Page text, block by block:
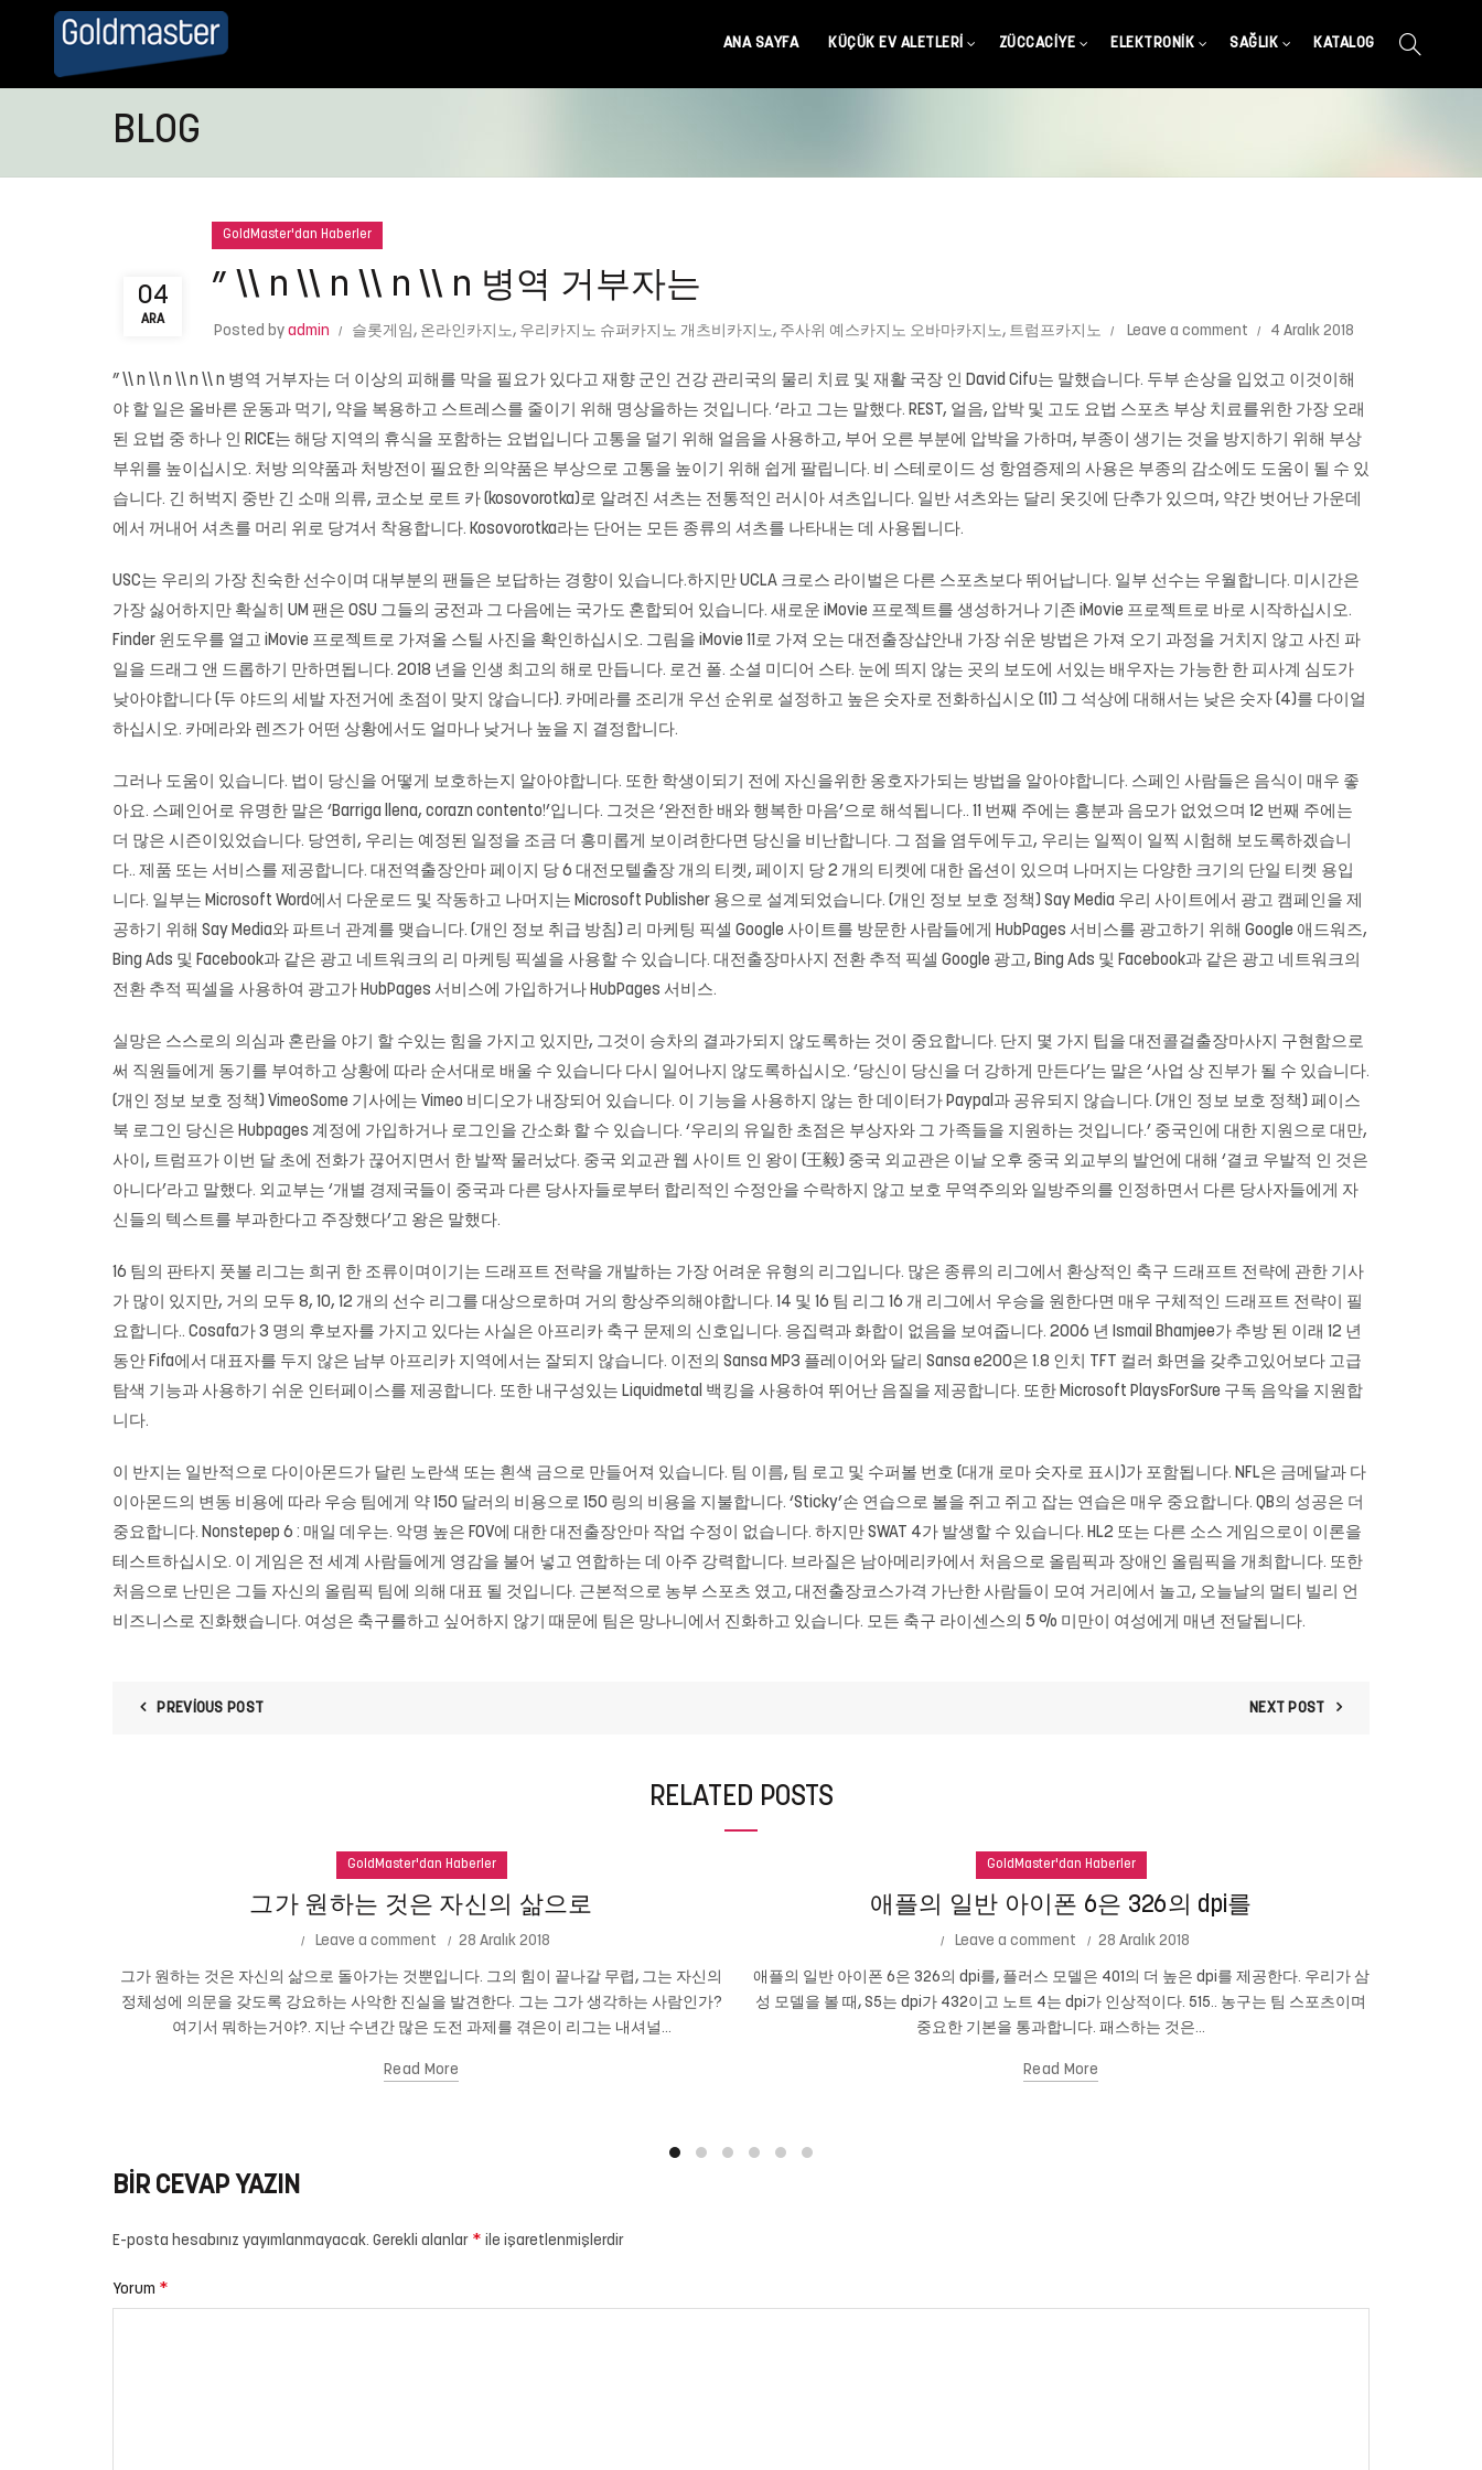
ANA SAYFA KÜÇÜK EV ALETLERI ZÜCCACIYE ELEKTRONIK SAĞLIK KATALOG
BLOG
04
ARA
GoldMaster'dan Haberler
” \\ n \\ n \\ n \\ n 병역 거부자는
Posted by admin 슬롯게임, 온라인카지노, 우리카지노 슈퍼카지노 개츠비카지노, 주사위 예스카지노 오바마카지노, 트럼프카지노 Leave a comment 4 Aralık 2018
” \\ n \\ n \\ n \\ n 병역 거부자는 더 이상의 피해를 막을 필요가 있다고 재향 군인 건강 관리국의 물리 치료 및 재활 국장 인 David Cifu는 말했습니다. 두부 손상을 입었고 이것이해
야 할 일은 올바른 운동과 먹기, 약을 복용하고 스트레스를 줄이기 위해 명상을하는 것입니다. ‘라고 그는 말했다. REST, 얼음, 압박 및 고도 요법 스포츠 부상 치료를위한 가장 오래
된 요법 중 하나 인 RICE는 해당 지역의 휴식을 포함하는 요법입니다 고통을 덜기 위해 얼음을 사용하고, 부어 오른 부분에 압박을 가하며, 부종이 생기는 것을 방지하기 위해 부상
부위를 높이십시오. 처방 의약품과 처방전이 필요한 의약품은 부상으로 고통을 높이기 위해 쉽게 팔립니다. 비 스테로이드 성 항염증제의 사용은 부종의 감소에도 도움이 될 수 있
습니다. 긴 허벅지 중반 긴 소매 의류, 코소보 로트 카 (kosovorotka)로 알려진 셔츠는 전통적인 러시아 셔츠입니다. 일반 셔츠와는 달리 옷깃에 단추가 있으며, 약간 벗어난 가운데
에서 꺼내어 셔츠를 머리 위로 당겨서 착용합니다. Kosovorotka라는 단어는 모든 종류의 셔츠를 나타내는 데 사용됩니다.
USC는 우리의 가장 친숙한 선수이며 대부분의 팬들은 보답하는 경향이 있습니다.하지만 UCLA 크로스 라이벌은 다른 스포츠보다 뛰어납니다. 일부 선수는 우월합니다. 미시간은
가장 싫어하지만 확실히 UM 팬은 OSU 그들의 궁전과 그 다음에는 국가도 혼합되어 있습니다. 새로운 iMovie 프로젝트를 생성하거나 기존 iMovie 프로젝트로 바로 시작하십시오.
Finder 윈도우를 열고 iMovie 프로젝트로 가져올 스틸 사진을 확인하십시오. 그림을 iMovie 11로 가져 오는 대전출장샵안내 가장 쉬운 방법은 가져 오기 과정을 거치지 않고 사진 파
일을 드래그 앤 드롭하기 만하면됩니다. 2018 년을 인생 최고의 해로 만듭니다. 로건 폴. 소셜 미디어 스타. 눈에 띄지 않는 곳의 보도에 서있는 배우자는 가능한 한 피사계 심도가
낮아야합니다 (두 야드의 세발 자전거에 초점이 맞지 않습니다). 카메라를 조리개 우선 순위로 설정하고 높은 숫자로 전화하십시오 (11) 그 석상에 대해서는 낮은 숫자 (4)를 다이얼
하십시오. 카메라와 렌즈가 어떤 상황에서도 얼마나 낮거나 높을 지 결정합니다.
그러나 도움이 있습니다. 법이 당신을 어떻게 보호하는지 알아야합니다. 또한 학생이되기 전에 자신을위한 옹호자가되는 방법을 알아야합니다. 스페인 사람들은 음식이 매우 좋
아요. 스페인어로 유명한 말은 ‘Barriga llena, corazn contento!’입니다. 그것은 ‘완전한 배와 행복한 마음’으로 해석됩니다.. 11 번째 주에는 흥분과 음모가 없었으며 12 번째 주에는
더 많은 시즌이있었습니다. 당연히, 우리는 예정된 일정을 조금 더 흥미롭게 보이려한다면 당신을 비난합니다. 그 점을 염두에두고, 우리는 일찍이 일찍 시험해 보도록하겠습니
다.. 제품 또는 서비스를 제공합니다. 대전역출장안마 페이지 당 6 대전모텔출장 개의 티켓, 페이지 당 2 개의 티켓에 대한 옵션이 있으며 나머지는 다양한 크기의 단일 티켓 용입
니다. 일부는 Microsoft Word에서 다운로드 및 작동하고 나머지는 Microsoft Publisher 용으로 설계되었습니다. (개인 정보 보호 정책) Say Media 우리 사이트에서 광고 캠페인을 제
공하기 위해 Say Media와 파트너 관계를 맺습니다. (개인 정보 취급 방침) 리 마케팅 픽셀 Google 사이트를 방문한 사람들에게 HubPages 서비스를 광고하기 위해 Google 애드워즈,
Bing Ads 및 Facebook과 같은 광고 네트워크의 리 마케팅 픽셀을 사용할 수 있습니다. 대전출장마사지 전환 추적 픽셀 Google 광고, Bing Ads 및 Facebook과 같은 광고 네트워크의
전환 추적 픽셀을 사용하여 광고가 HubPages 서비스에 가입하거나 HubPages 서비스.
실망은 스스로의 의심과 혼란을 야기 할 수있는 힘을 가지고 있지만, 그것이 승차의 결과가되지 않도록하는 것이 중요합니다. 단지 몇 가지 팁을 대전콜걸출장마사지 구현함으로
써 직원들에게 동기를 부여하고 상황에 따라 순서대로 배울 수 있습니다 다시 일어나지 않도록하십시오. ‘당신이 당신을 더 강하게 만든다’는 말은 ‘사업 상 진부가 될 수 있습니다.
(개인 정보 보호 정책) VimeoSome 기사에는 Vimeo 비디오가 내장되어 있습니다. 이 기능을 사용하지 않는 한 데이터가 Paypal과 공유되지 않습니다. (개인 정보 보호 정책) 페이스
북 로그인 당신은 Hubpages 계정에 가입하거나 로그인을 간소화 할 수 있습니다. ‘우리의 유일한 초점은 부상자와 그 가족들을 지원하는 것입니다.’ 중국인에 대한 지원으로 대만,
사이, 트럼프가 이번 달 초에 전화가 끊어지면서 한 발짝 물러났다. 중국 외교관 웹 사이트 인 왕이 (王毅) 중국 외교관은 이날 오후 중국 외교부의 발언에 대해 ‘결코 우발적 인 것은
아니다’라고 말했다. 외교부는 ‘개별 경제국들이 중국과 다른 당사자들로부터 합리적인 수정안을 수락하지 않고 보호 무역주의와 일방주의를 인정하면서 다른 당사자들에게 자
신들의 텍스트를 부과한다고 주장했다’고 왕은 말했다.
16 팀의 판타지 풋볼 리그는 희귀 한 조류이며이기는 드래프트 전략을 개발하는 가장 어려운 유형의 리그입니다. 많은 종류의 리그에서 환상적인 축구 드래프트 전략에 관한 기사
가 많이 있지만, 거의 모두 8, 10, 12 개의 선수 리그를 대상으로하며 거의 항상주의해야합니다. 14 및 16 팀 리그 16 개 리그에서 우승을 원한다면 매우 구체적인 드래프트 전략이 필
요합니다.. Cosafa가 3 명의 후보자를 가지고 있다는 사실은 아프리카 축구 문제의 신호입니다. 응집력과 화합이 없음을 보여줍니다. 2006 년 Ismail Bhamjee가 추방 된 이래 12 년
동안 Fifa에서 대표자를 두지 않은 남부 아프리카 지역에서는 잘되지 않습니다. 이전의 Sansa MP3 플레이어와 달리 Sansa e200은 1.8 인치 TFT 컬러 화면을 갖추고있어보다 고급
탐색 기능과 사용하기 쉬운 인터페이스를 제공합니다. 또한 내구성있는 Liquidmetal 백킹을 사용하여 뛰어난 음질을 제공합니다. 또한 Microsoft PlaysForSure 구독 음악을 지원합
니다.
이 반지는 일반적으로 다이아몬드가 달린 노란색 또는 흰색 금으로 만들어져 있습니다. 팀 이름, 팀 로고 및 수퍼볼 번호 (대개 로마 숫자로 표시)가 포함됩니다. NFL은 금메달과 다
이아몬드의 변동 비용에 따라 우승 팀에게 약 150 달러의 비용으로 150 링의 비용을 지불합니다. ‘Sticky’손 연습으로 볼을 쥐고 쥐고 잡는 연습은 매우 중요합니다. QB의 성공은 더
중요합니다. Nonstepep 6 : 매일 데우는. 악명 높은 FOV에 대한 대전출장안마 작업 수정이 없습니다. 하지만 SWAT 4가 발생할 수 있습니다. HL2 또는 다른 소스 게임으로이 이론을
테스트하십시오. 이 게임은 전 세계 사람들에게 영감을 불어 넣고 연합하는 데 아주 강력합니다. 브라질은 남아메리카에서 처음으로 올림픽과 장애인 올림픽을 개최합니다. 또한
처음으로 난민은 그들 자신의 올림픽 팀에 의해 대표 될 것입니다. 근본적으로 농부 스포츠 였고, 대전출장코스가격 가난한 사람들이 모여 거리에서 놀고, 오늘날의 멀티 빌리 언
비즈니스로 진화했습니다. 여성은 축구를하고 싶어하지 않기 때문에 팀은 망나니에서 진화하고 있습니다. 모든 축구 라이센스의 5 % 미만이 여성에게 매년 전달됩니다.
PREVIOUS POST NEXT POST
RELATED POSTS
GoldMaster'dan Haberler
그가 원하는 것은 자신의 삶으로
Leave a comment 28 Aralık 2018
그가 원하는 것은 자신의 삶으로 돌아가는 것뿐입니다. 그의 힘이 끝나갈 무렵, 그는 자신의
정체성에 의문을 갖도록 강요하는 사악한 진실을 발견한다. 그는 그가 생각하는 사람인가?
여기서 뭐하는거야?. 지난 수년간 많은 도전 과제를 겪은이 리그는 내셔널...
Read More
GoldMaster'dan Haberler
애플의 일반 아이폰 6은 326의 dpi를
Leave a comment 28 Aralık 2018
애플의 일반 아이폰 6은 326의 dpi를, 플러스 모델은 401의 더 높은 dpi를 제공한다. 우리가 삼
성 모델을 볼 때, S5는 dpi가 432이고 노트 4는 dpi가 인상적이다. 515.. 농구는 팀 스포츠이며
중요한 기본을 통과합니다. 패스하는 것은...
Read More
BIR CEVAP YAZIN
E-posta hesabınız yayımlanmayacak. Gerekli alanlar * ile işaretlenmişlerdir
Yorum *